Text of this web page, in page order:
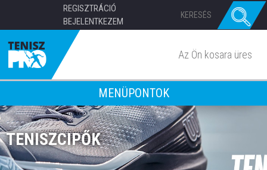
REGISZTRÁCIÓ
BEJELENTKEZEM
Az Ön kosara üres
MENÜPONTOK
TENISZCIPŐK